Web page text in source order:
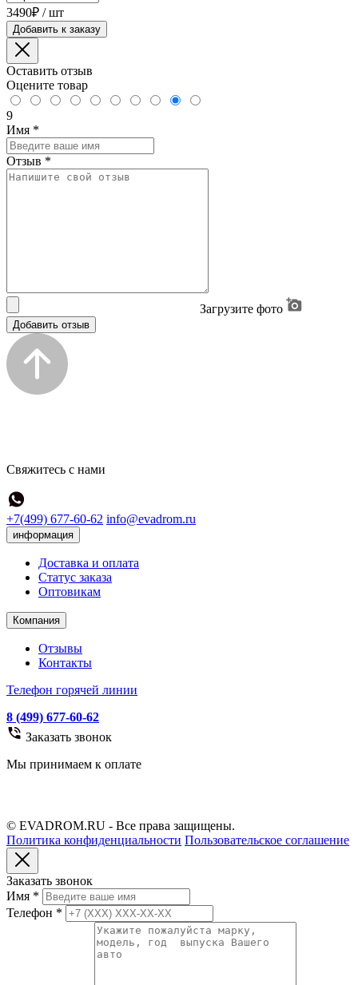
3490₽ / шт
Добавить к заказу
Оставить отзыв
Оцените товар
9
Имя *
Отзыв *
Загрузите фото
Добавить отзыв
Свяжитесь с нами
+7(499) 677-60-62 info@evadrom.ru
информация
Доставка и оплата
Статус заказа
Оптовикам
Компания
Отзывы
Контакты
Телефон горячей линии
8 (499) 677-60-62
Заказать звонок
Мы принимаем к оплате
© EVADROM.RU - Все права защищены.
Политика конфиденциальности Пользовательское соглашение
Заказать звонок
Имя *
Телефон *